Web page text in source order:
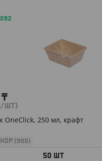
₸
/ШТ)
OneClick, 250 мл, крафт
КОР (900)